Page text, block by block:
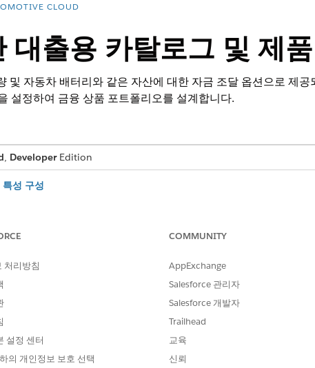
CLOUD
대출용 카탈로그 및 제품
자동차 배터리와 같은 자산에 대한 자금 조달 옵션으로 제공
설정하여 금융 상품 포트폴리오를 설계합니다.
, DeveloperEdition
성 구성
성에 대해 특성 선택 목록 및 관련 값을 만듭니다. 예를 들어 대출 기
형 특성입니다. 지정한 특성 값은 고객 또는 에이전트에게 옵션으로 표
류 만들기
한 상품 분류를 만들고 대출 기간, 최대 대출 금액, 최소 대출 금액과 같
. 그러면 분류를 기반으로 생성하는 모든 제품은 자동으로 해당 특성을 상
처리방침
설정 센터
의 개인정보 보호 선택
COMMUNITY
AppExchange
Salesforce 관리자
Salesforce 개발자
Trailhead
교육
신뢰